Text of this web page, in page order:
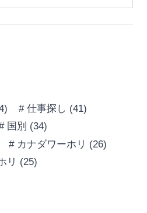
# 仕事探し (41)
国別 (34)
# カナダワーホリ (26)
リ (25)